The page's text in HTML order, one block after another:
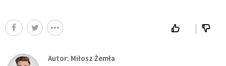
Autor: Miłosz Żemła